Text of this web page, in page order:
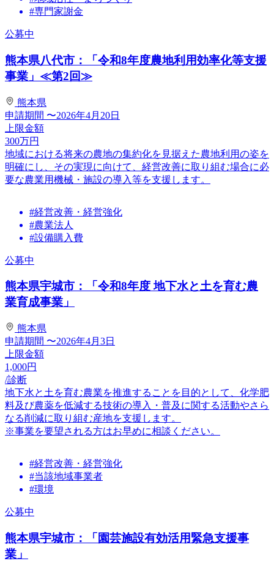
#専門家謝金
公募中
熊本県八代市：「令和8年度農地利用効率化等支援
事業」≪第2回≫
熊本県
申請期間 〜2026年4月20日
上限金額
300万円
地域における将来の農地の集約化を見据えた農地利用の姿を
明確にし、その実現に向けて、経営改善に取り組む場合に必
要な農業用機械・施設の導入等を支援します。
#経営改善・経営強化
#農業法人
#設備購入費
公募中
熊本県宇城市：「令和8年度 地下水と土を育む農
業育成事業」
熊本県
申請期間 〜2026年4月3日
上限金額
1,000円
/診断
地下水と土を育む農業を推進することを目的として、化学肥
料及び農薬を低減する技術の導入・普及に関する活動やさら
なる削減に取り組む産地を支援します。
※事業を要望される方はお早めに相談ください。
#経営改善・経営強化
#当該地域事業者
#環境
公募中
熊本県宇城市：「園芸施設有効活用緊急支援事
業」